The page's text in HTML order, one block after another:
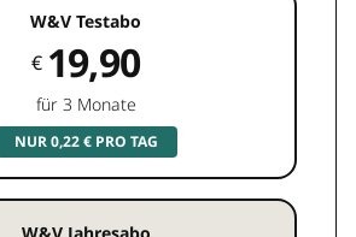
W&V Testabo
€ 19,90
für 3 Monate
NUR 0,22 € PRO TAG